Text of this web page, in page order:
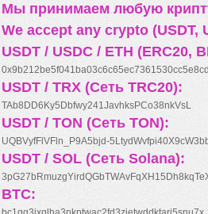
Мы принимаем любую
We accept any crypto (USDT,
USDT / USDC / ETH (ERC20,
USDT / TRX (Сеть TRC20):
TAb8DD6Ky5Dbfwy241JavhksPCo38nkVsL
USDT / TON (Сеть TON):
UQBVyfFlVFln_P9A5bjd-
USDT / SOL (Сеть Solana):
BTC: